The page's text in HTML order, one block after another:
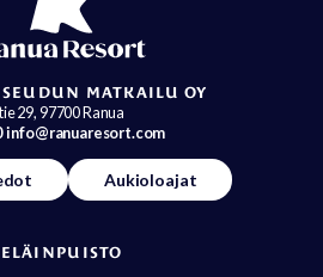
MATKAILU OY
29, 97700 Ranua
info@ranuaresort.com
Aukioloajat
ELÄINPUISTO